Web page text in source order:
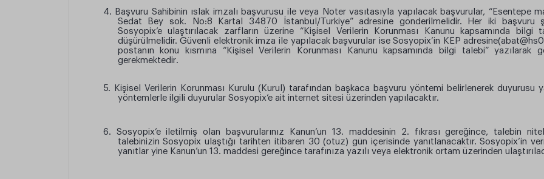
4. Başvuru Sahibinin ıslak imzalı başvurusu ile veya Noter vasıtasıyla yapılacak başvurular, “Esentepe
Sedat Bey sok. No:8 Kartal 34870 İstanbul/Turkiye” adresine gönderilmelidir. Her iki başvuru
Sosyopix’e ulaştırılacak zarfların üzerine “Kişisel Verilerin Korunması Kanunu kapsamında bilgi
düşürülmelidir. Güvenli elektronik imza ile yapılacak başvurular ise Sosyopix’in KEP adresine(
postanın konu kısmına “Kişisel Verilerin Korunması Kanunu kapsamında bilgi talebi” yazılarak
gerekmektedir.
5. Kişisel Verilerin Korunması Kurulu (Kurul) tarafından başkaca başvuru yöntemi belirlenerek duyurusu
yöntemlerle ilgili duyurular Sosyopix’e ait internet sitesi üzerinden yapılacaktır.
6. Sosyopix’e iletilmiş olan başvurularınız Kanun’un 13. maddesinin 2. fıkrası gereğince, talebin
talebinizin Sosyopix ulaştığı tarihten itibaren 30 (otuz) gün içerisinde yanıtlanacaktır. Sosyopix’in
yanıtlar yine Kanun’un 13. maddesi gereğince tarafınıza yazılı veya elektronik ortam üzerinden